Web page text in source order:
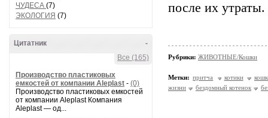
ЧУДЕСА (7)
ЭКОЛОГИЯ (7)
-
Цитатник
Все (165)
Производство пластиковых
емкостей от компании Aleplast - (0)
Производство пластиковых емкостей
от компании Aleplast Компания
Aleplast — од...
после их утраты.
Рубрики: ЖИВОТНЫЕ/Кошки
Метки: притча котики
жизни
бездомный котенок